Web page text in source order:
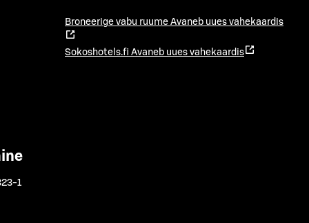
Broneerige vabu ruume Avaneb uues vahekaardis
Sokoshotels.fi Avaneb uues vahekaardis
1